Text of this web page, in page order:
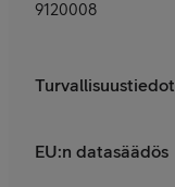
9120008
Turvallisuustiedot
EU:n datasäädös